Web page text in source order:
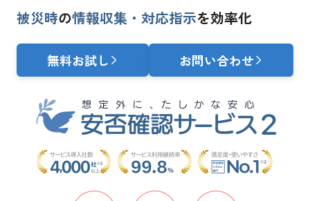
被災時の情報収集・対応指示を効率化
無料お試し お問い合わせ